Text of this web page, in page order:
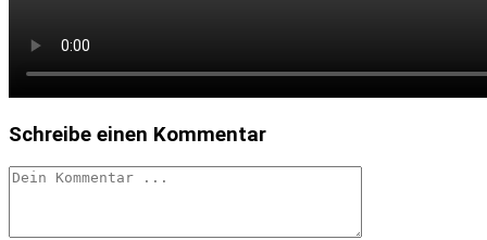
Schreibe einen Kommentar
Kommentieren